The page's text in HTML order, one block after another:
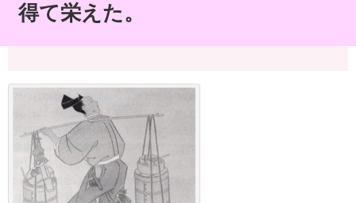
得て栄えた。